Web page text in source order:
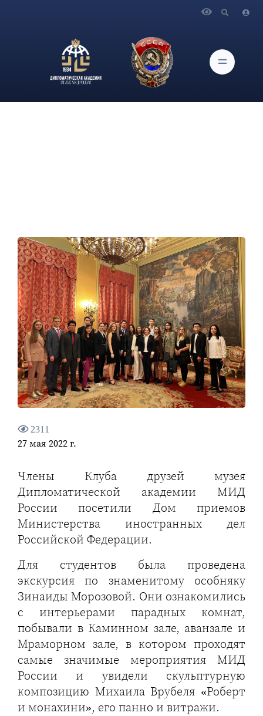
МИД России посетили Дом приемов Министерства
иностранных дел Российской Федерации
2311
27 мая 2022 г.
Члены Клуба друзей музея
Дипломатической академии МИД
России посетили Дом приемов
Министерства иностранных дел
Российской Федерации.
Для студентов была проведена
экскурсия по знаменитому особняку
Зинаиды Морозовой. Они ознакомились
с интерьерами парадных комнат,
побывали в Каминном зале, аванзале и
Мраморном зале, в котором проходят
самые значимые мероприятия МИД
России и увидели скульптурную
композицию Михаила Врубеля «Роберт
и монахини», его панно и витражи.